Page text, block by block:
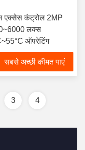
एक्सेस कंट्रोल 2MP
लक्स
ऑपरेटिंग
सबसे अच्छी कीमत पाएं
3 4